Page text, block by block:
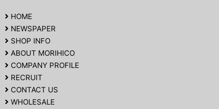
HOME
NEWSPAPER
SHOP INFO
ABOUT MORIHICO
COMPANY PROFILE
RECRUIT
CONTACT US
WHOLESALE